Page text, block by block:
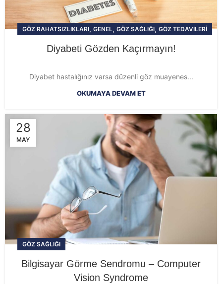
GÖZ RAHATSIZLIKLARI, GENEL, GÖZ SAĞLIĞI, GÖZ TEDAVILERI
Diyabeti Gözden Kaçırmayın!
Diyabet hastalığınız varsa düzenli göz muayenes...
OKUMAYA DEVAM ET
28
MAY
GÖZ SAĞLIĞI
Bilgisayar Görme Sendromu – Computer
Vision Syndrome